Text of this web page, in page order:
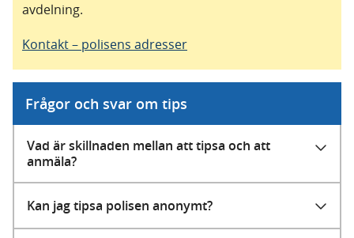
avdelning.
Kontakt – polisens adresser
Frågor och svar om tips
Vad är skillnaden mellan att tipsa och att
anmäla?
Kan jag tipsa polisen anonymt?